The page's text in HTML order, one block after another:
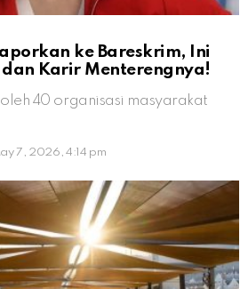
ke Bareskrim, Ini
Karir Menterengnya!
40 organisasi masyarakat
7, 2026, 4:14 pm